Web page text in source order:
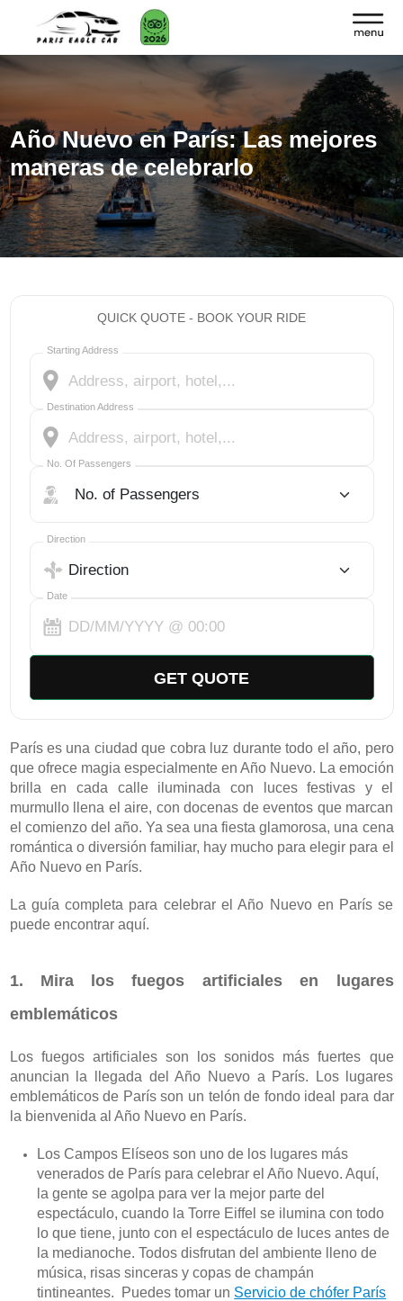
Año Nuevo en París: Las mejores
maneras de celebrarlo
QUICK QUOTE - BOOK YOUR RIDE
Starting Address
Destination Address
No. Of Passengers
No. Of Passengers
Direction
Select Trip Direction
Date
GET QUOTE
París es una ciudad que cobra luz durante todo el año, pero
que ofrece magia especialmente en Año Nuevo. La emoción
brilla en cada calle iluminada con luces festivas y el
murmullo llena el aire, con docenas de eventos que marcan
el comienzo del año. Ya sea una fiesta glamorosa, una cena
romántica o diversión familiar, hay mucho para elegir para el
Año Nuevo en París.
La guía completa para celebrar el Año Nuevo en París se
puede encontrar aquí.
1. Mira los fuegos artificiales en lugares
emblemáticos
Los fuegos artificiales son los sonidos más fuertes que
anuncian la llegada del Año Nuevo a París. Los lugares
emblemáticos de París son un telón de fondo ideal para dar
la bienvenida al Año Nuevo en París.
Los Campos Elíseos son uno de los lugares más
venerados de París para celebrar el Año Nuevo. Aquí,
la gente se agolpa para ver la mejor parte del
espectáculo, cuando la Torre Eiffel se ilumina con todo
lo que tiene, junto con el espectáculo de luces antes de
la medianoche. Todos disfrutan del ambiente lleno de
música, risas sinceras y copas de champán
tintineantes.  Puedes tomar un Servicio de chófer París